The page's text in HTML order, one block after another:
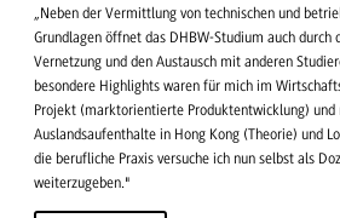
„Neben der Vermittlung von technischen und
Grundlagen öffnet das DHBW-Studium auch durch
Vernetzung und den Austausch mit anderen
besondere Highlights waren für mich im
Projekt (marktorientierte Produktentwicklung) und
Auslandsaufenthalte in Hong Kong (Theorie) und
die berufliche Praxis versuche ich nun selbst als
weiterzugeben."